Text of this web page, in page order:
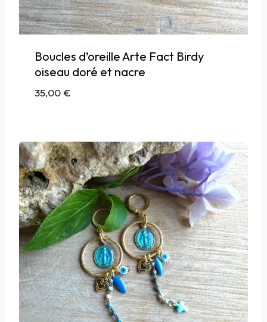
Boucles d’oreille Arte Fact Birdy
oiseau doré et nacre
35,00€